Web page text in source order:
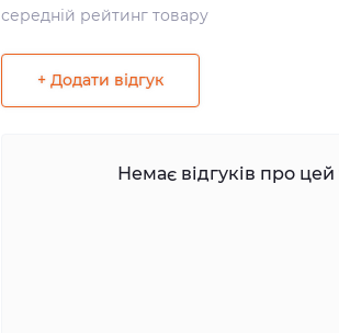
середній рейтинг товару
+ Додати відгук
Немає відгуків про